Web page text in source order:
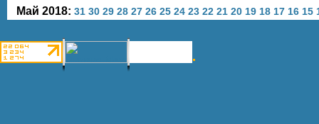
Май 2018: 31 30 29 28 27 26 25 24 23 22 21 20 19 18 17 16 15